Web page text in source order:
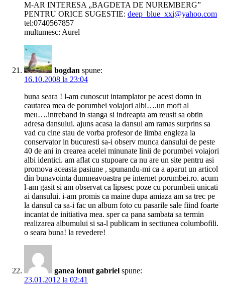
M-AR INTERESA „BAGDETA DE NUREMBERG”
PENTRU ORICE SUGESTIE: deep_blue_xxi@yahoo.com
tel:0740567857
multumesc: Aurel
bogdan spune:
16.10.2008 la 23:04
buna seara ! l-am cunoscut intamplator pe acest domn in
cautarea mea de porumbei voiajori albi….un moft al
meu….intreband in stanga si indreapta am reusit sa obtin
adresa dansului. ajuns acasa la dansul am ramas surprins sa
vad cu cine stau de vorba profesor de limba engleza la
conservator in bucuresti sa-i observ munca dansului de peste
40 de ani in crearea acelei minunate linii de porumbei voiajori
albi identici. am aflat cu stupoare ca nu are un site pentru asi
promova aceasta pasiune , spunandu-mi ca a aparut un articol
din bunavointa dumneavoastra pe internet porumbei.ro. acum
l-am gasit si am observat ca lipsesc poze cu porumbeii unicati
ai dansului. i-am promis ca maine dupa amiaza am sa trec pe
la dansul ca sa-i fac un album foto cu pasarile sale fiind foarte
incantat de initiativa mea. sper ca pana sambata sa termin
realizarea albumului si sa-l publicam in sectiunea columbofili.
o seara buna! la revedere!
ganea ionut gabriel spune:
23.01.2012 la 02:41